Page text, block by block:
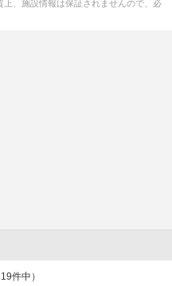
、施設情報は保証されませんので、必
件中）